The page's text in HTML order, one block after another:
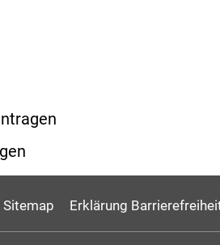
Sitemap Erklärung